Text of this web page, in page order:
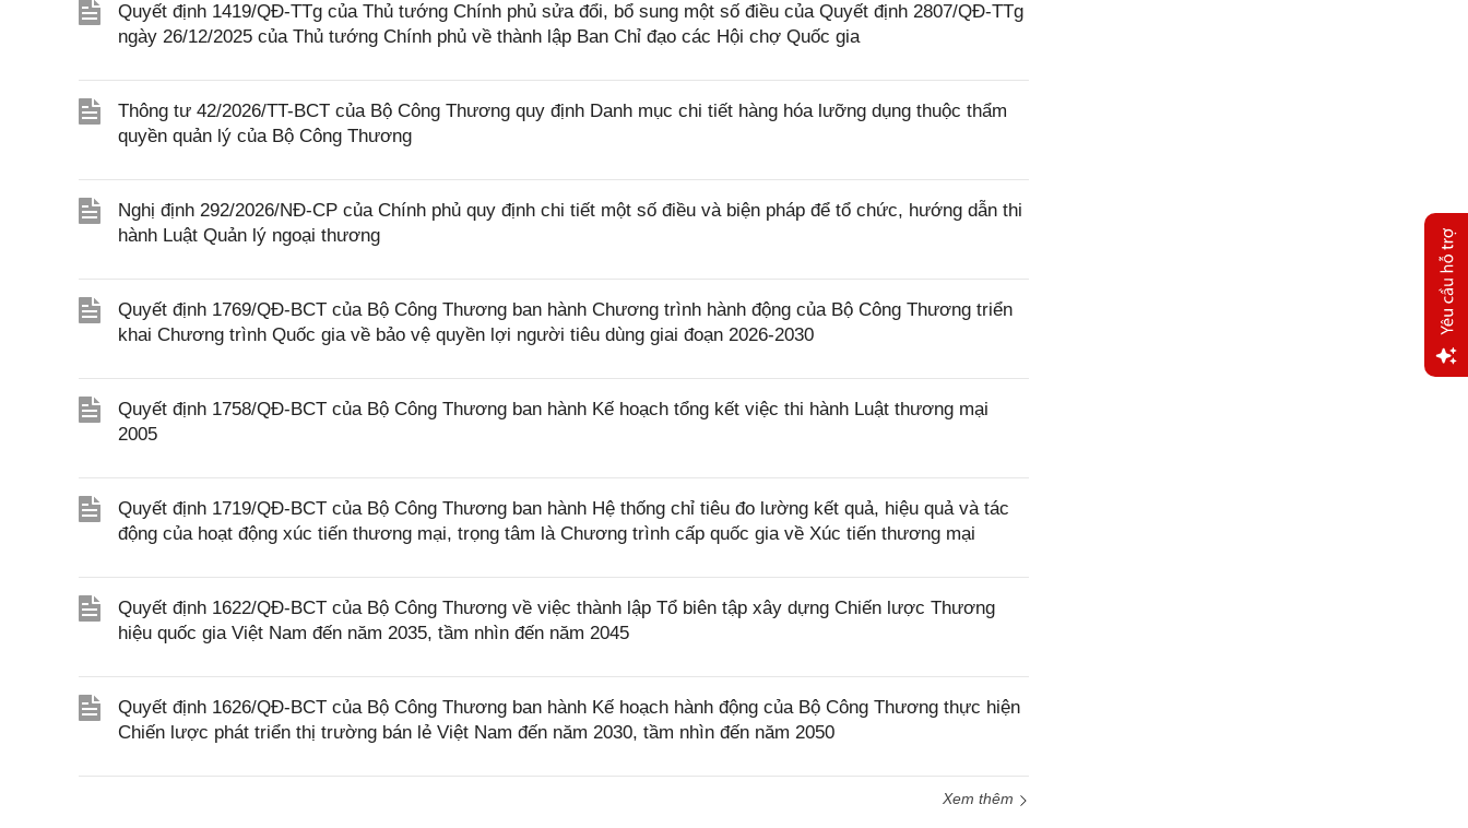
Quyết định 1419/QĐ-TTg của Thủ tướng Chính phủ sửa đổi, bổ sung một số điều của Quyết định 2807/QĐ-TTg
ngày 26/12/2025 của Thủ tướng Chính phủ về thành lập Ban Chỉ đạo các Hội chợ Quốc gia
Thông tư 42/2026/TT-BCT của Bộ Công Thương quy định Danh mục chi tiết hàng hóa lưỡng dụng thuộc thẩm
quyền quản lý của Bộ Công Thương
Nghị định 292/2026/NĐ-CP của Chính phủ quy định chi tiết một số điều và biện pháp để tổ chức, hướng dẫn thi
hành Luật Quản lý ngoại thương
Quyết định 1769/QĐ-BCT của Bộ Công Thương ban hành Chương trình hành động của Bộ Công Thương triển
khai Chương trình Quốc gia về bảo vệ quyền lợi người tiêu dùng giai đoạn 2026-2030
Quyết định 1758/QĐ-BCT của Bộ Công Thương ban hành Kế hoạch tổng kết việc thi hành Luật thương mại
2005
Quyết định 1719/QĐ-BCT của Bộ Công Thương ban hành Hệ thống chỉ tiêu đo lường kết quả, hiệu quả và tác
động của hoạt động xúc tiến thương mại, trọng tâm là Chương trình cấp quốc gia về Xúc tiến thương mại
Quyết định 1622/QĐ-BCT của Bộ Công Thương về việc thành lập Tổ biên tập xây dựng Chiến lược Thương
hiệu quốc gia Việt Nam đến năm 2035, tầm nhìn đến năm 2045
Quyết định 1626/QĐ-BCT của Bộ Công Thương ban hành Kế hoạch hành động của Bộ Công Thương thực hiện
Chiến lược phát triển thị trường bán lẻ Việt Nam đến năm 2030, tầm nhìn đến năm 2050
Xem thêm